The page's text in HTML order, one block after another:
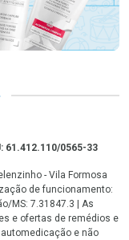
61.412.110/0565-33
- Vila Formosa
de funcionamento:
MS: 7.31847.3 | As
e ofertas de remédios e
e não